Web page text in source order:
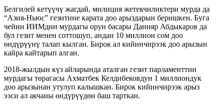
Белгилей кетүүчү жагдай, милиция жетекчиликтери мурда да
“Азия-Ньюс” гезитине карата доо арыздарын беришкен. Буга
чейин ИИМдин мурдагы орун басары Данияр Абдыкаров да
бул гезит менен соттошуп, андан 10 миллион сом доо
өндүрүүнү талап кылган. Бирок ал кийинчирээк доо арызын
кайра кайтарып алган.
2018-жылдын күз айларында аталган гезит парламенттин
мурдагы төрагасы Ахматбек Келдибековдун 1 миллиондук
доо арызынан утулуп калышкан. Бирок кийинчирээк арыз
ээси ал акчаны өндүрүүдөн баш тарткан.